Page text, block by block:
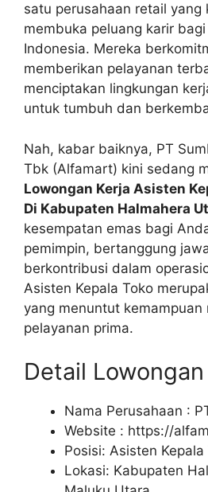
satu perusahaan retail yang
membuka peluang karir
Indonesia. Mereka
memberikan pelayanan
menciptakan lingkungan
untuk tumbuh dan
Nah, kabar baiknya, PT
Tbk (Alfamart) kini sedang
Lowongan Kerja Asisten
Di Kabupaten Halmahera
kesempatan emas bagi
pemimpin, bertanggung
berkontribusi dalam
Asisten Kepala Toko
yang menuntut kemampuan
pelayanan prima.
Detail
Nama Perusahaan :
Website : https://
Posisi: Asisten Kepala
Lokasi: Kabupaten